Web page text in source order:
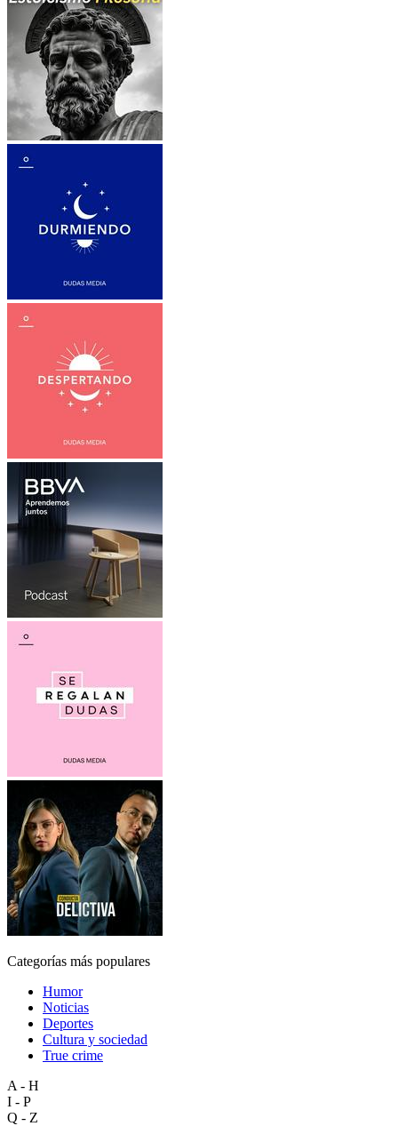
Categorías más populares
Humor
Noticias
Deportes
Cultura y sociedad
True crime
A - H
I - P
Q - Z